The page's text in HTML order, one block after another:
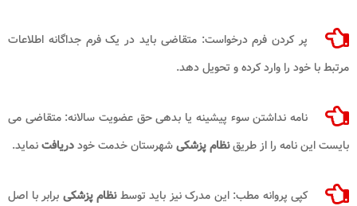
پر کردن فرم درخواست: متقاضی باید در یک فرم جداگانه اطلاعات
مرتبط با خود را وارد کرده و تحویل دهد.
نامه نداشتن سوء پیشینه یا بدهی حق عضویت سالانه: متقاضی می
بایست این نامه را از طریقنظام پزشکیشهرستان خدمت خوددریافتنماید.
کپی پروانه مطب: این مدرک نیز باید توسطنظام پزشکی برابر با اصل